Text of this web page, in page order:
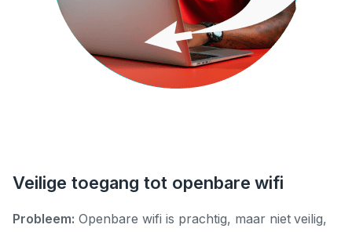
Veilige toegang tot openbare wifi
Probleem: Openbare wifi is prachtig, maar niet veilig,